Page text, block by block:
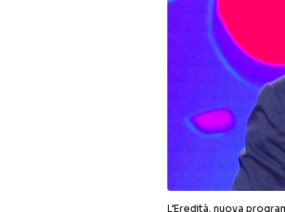
L’Eredità, nuova